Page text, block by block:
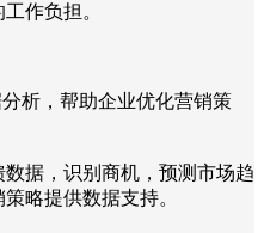
作负担。
析，帮助企业优化营销策
据，识别商机，预测市场趋
略提供数据支持。